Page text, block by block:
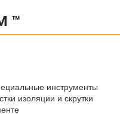
™
инструменты
изоляции и скрутки